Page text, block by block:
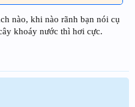
nào, khi nào rãnh bạn nói cụ
khoáy nước thì hơi cực.